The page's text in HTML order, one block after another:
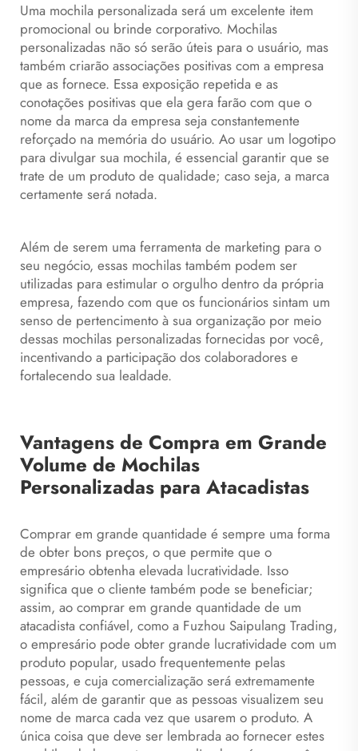
Uma mochila personalizada será um excelente item
promocional ou brinde corporativo. Mochilas
personalizadas não só serão úteis para o usuário, mas
também criarão associações positivas com a empresa
que as fornece. Essa exposição repetida e as
conotações positivas que ela gera farão com que o
nome da marca da empresa seja constantemente
reforçado na memória do usuário. Ao usar um logotipo
para divulgar sua mochila, é essencial garantir que se
trate de um produto de qualidade; caso seja, a marca
certamente será notada.
Além de serem uma ferramenta de marketing para o
seu negócio, essas mochilas também podem ser
utilizadas para estimular o orgulho dentro da própria
empresa, fazendo com que os funcionários sintam um
senso de pertencimento à sua organização por meio
dessas mochilas personalizadas fornecidas por você,
incentivando a participação dos colaboradores e
fortalecendo sua lealdade.
Vantagens de Compra em Grande
Volume de Mochilas
Personalizadas para Atacadistas
Comprar em grande quantidade é sempre uma forma
de obter bons preços, o que permite que o
empresário obtenha elevada lucratividade. Isso
significa que o cliente também pode se beneficiar;
assim, ao comprar em grande quantidade de um
atacadista confiável, como a Fuzhou Saipulang Trading,
o empresário pode obter grande lucratividade com um
produto popular, usado frequentemente pelas
pessoas, e cuja comercialização será extremamente
fácil, além de garantir que as pessoas visualizem seu
nome de marca cada vez que usarem o produto. A
única coisa que deve ser lembrada ao fornecer estes